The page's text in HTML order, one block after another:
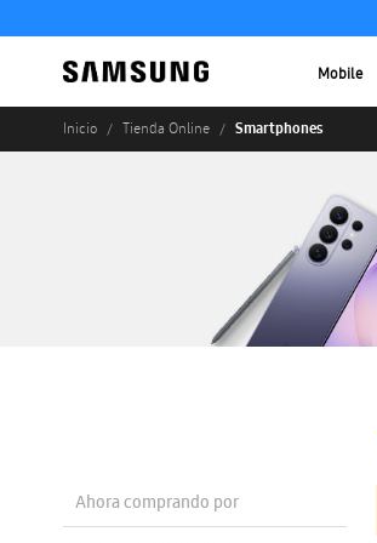
Mobile
Inicio Tienda Online Smartphones
Ahora comprando por